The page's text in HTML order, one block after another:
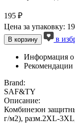
195 ₽
Цена за упаковку:
В корзину в
Информация о
Brand:
SAF&TY
Описание:
Комбинезон
г/м2), разм.2XL-